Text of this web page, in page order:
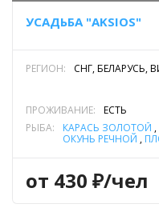
УСАДЬБА "AKSIOS"
РЕГИОН: СНГ, БЕЛАРУСЬ,
ПРОЖИВАНИЕ:
ЕСТЬ
РЫБА:
КАРАСЬ ЗОЛОТОЙ ,
ОКУНЬ РЕЧНОЙ ,
от 430 ₽/чел